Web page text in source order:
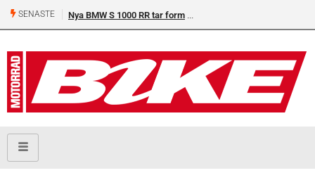
SENASTE Nya BMW S 1000 RR tar form